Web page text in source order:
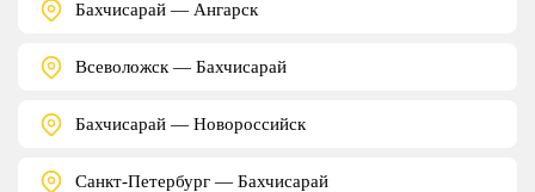
Бахчисарай — Ангарск
Всеволожск — Бахчисарай
Бахчисарай — Новороссийск
Санкт-Петербург — Бахчисарай